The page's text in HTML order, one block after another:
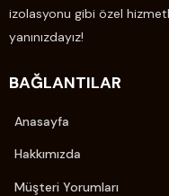
izolasyonu gibi özel
yanınızdayız!
BAĞLANTILAR
Anasayfa
Hakkımızda
Müşteri Yorumları